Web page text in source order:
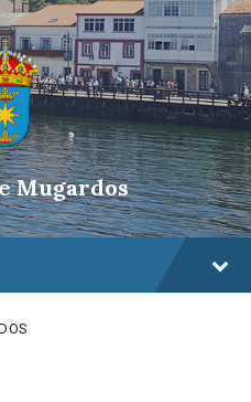
Mugardos